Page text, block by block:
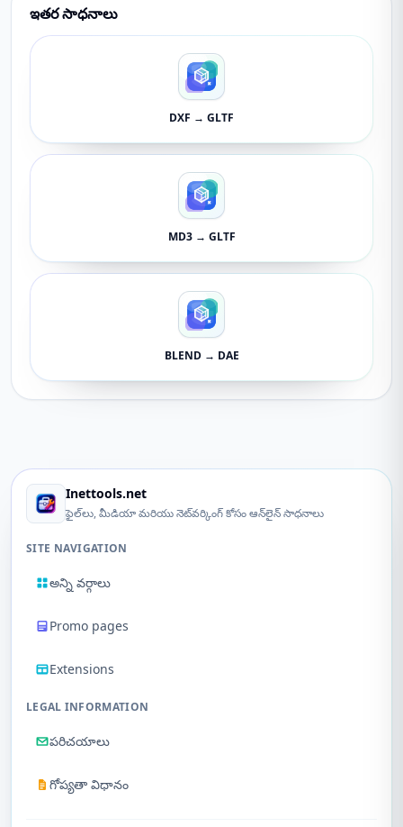
ఇతర సాధనాలు
DXF → GLTF
MD3 → GLTF
BLEND → DAE
Inettools.net
ఫైల్‌లు, మీడియా మరియు నెట్‌వర్కింగ్ కోసం ఆన్‌లైన్ సాధనాలు
SITE NAVIGATION
అన్ని వర్గాలు
Promo pages
Extensions
LEGAL INFORMATION
పరిచయాలు
గోప్యతా విధానం